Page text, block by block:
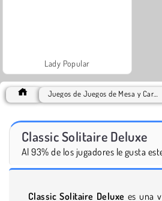
Lady Popular
Classic Solitaire Deluxe
Al 93% de los jugadores le gusta
Classic Solitaire Deluxe es una